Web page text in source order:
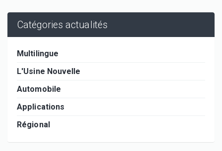
Catégories actualités
Multilingue
L'Usine Nouvelle
Automobile
Applications
Régional